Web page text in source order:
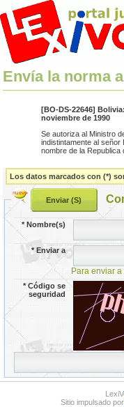
Envía la norma
[BO-DS-22646]
noviembre de 1990
Se autoriza al Ministro
indistintamente al señor
nombre de la Republica
Los datos marcados con (*)
*Nombre(s)
*Enviar a
Para enviar a
*Código se
seguridad
Sitio impulsado por